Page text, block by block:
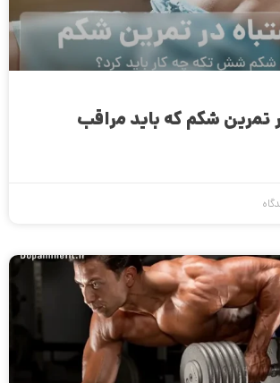
در تمرین شکم که باید مراقب